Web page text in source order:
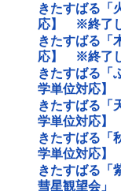
きたすばる「
応】 ※終了し
きたすばる「
応】 ※終了し
きたすばる「
学単位対応】
きたすばる「
学単位対応】
きたすばる「
学単位対応】
きたすばる「
彗星観望会」